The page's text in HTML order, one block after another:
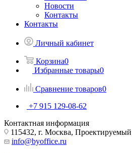
Новости
Контакты
Контакты
Личный кабинет
Корзина0
Избранные товары0
Сравнение товаров0
+7 915 129-08-62
Контактная информация
115432, г. Москва,
info@byoffice.ru